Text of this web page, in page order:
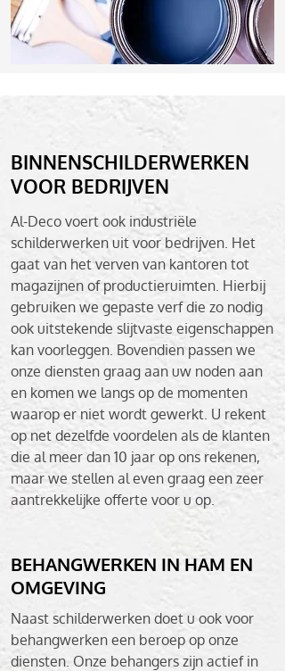
BINNENSCHILDERWERKEN
VOOR BEDRIJVEN
Al-Deco voert ook industriële
schilderwerken uit voor bedrijven. Het
gaat van het verven van kantoren tot
magazijnen of productieruimten. Hierbij
gebruiken we gepaste verf die zo nodig
ook uitstekende slijtvaste eigenschappen
kan voorleggen. Bovendien passen we
onze diensten graag aan uw noden aan
en komen we langs op de momenten
waarop er niet wordt gewerkt. U rekent
op net dezelfde voordelen als de klanten
die al meer dan 10 jaar op ons rekenen,
maar we stellen al even graag een zeer
aantrekkelijke offerte voor u op.
BEHANGWERKEN IN HAM EN
OMGEVING
Naast schilderwerken doet u ook voor
behangwerken een beroep op onze
diensten. Onze behangers zijn actief in